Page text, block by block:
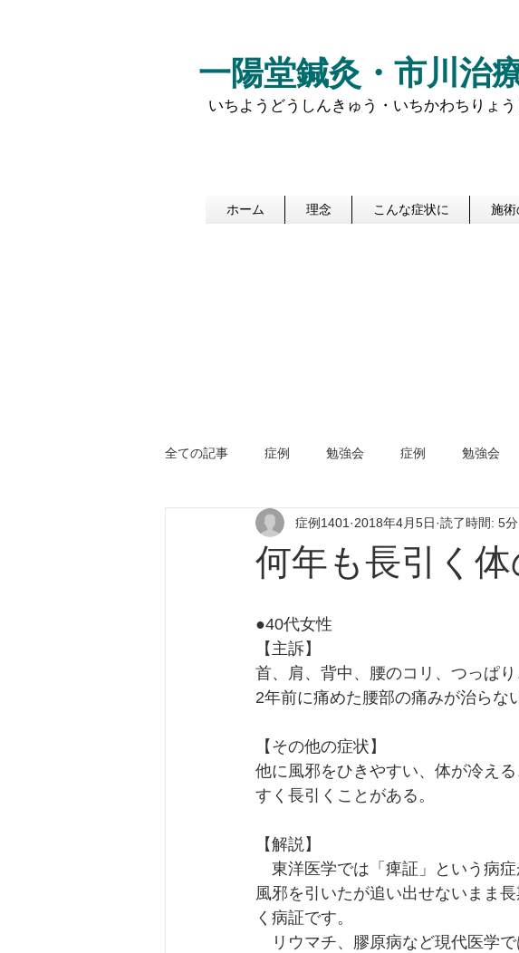
一陽堂鍼灸​・市川治
いちようどうしんきゅう・いちかわちりょ
ホーム
理念 こんな症状に 施術
全ての記事 症例 勉強会 症例 勉強会
何年も長引く
症例1401 2018年4月5日 読了時間: 5分
●40代女性
【主訴】
首、肩、背中、腰のコリ、つっぱ
2年前に痛めた腰部の痛みが治らな
【その他の症状】
他に風邪をひきやすい、体が冷え
すく長引くことがある。
【解説】
東洋医学では「痺証」という病症
風邪を引いたが追い出せないまま
く病証です。
リウマチ、膠原病など現代医学